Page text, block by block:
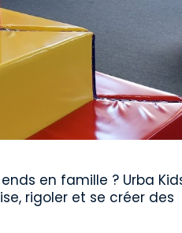
en famille ? Urba
rigoler et se créer des